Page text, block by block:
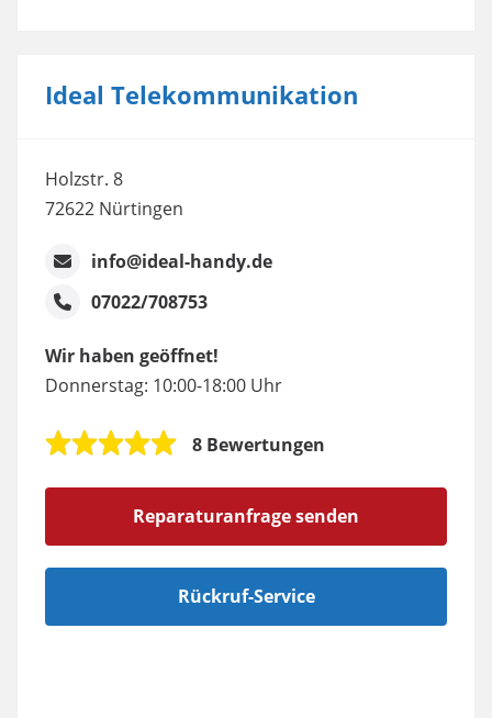
Ideal Telekommunikation
Holzstr. 8
72622 Nürtingen
info@ideal-handy.de
07022/708753
Wir haben geöffnet!
Donnerstag: 10:00-18:00 Uhr
8 Bewertungen
Reparaturanfrage senden
Rückruf-Service